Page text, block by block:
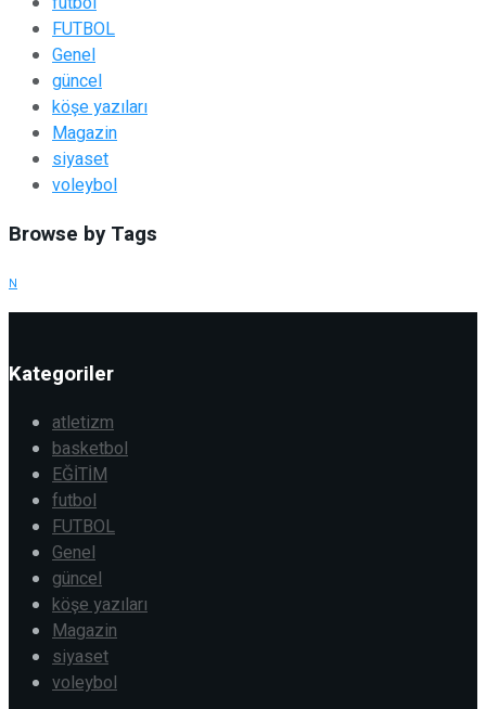
FUTBOL
Genel
güncel
köşe yazıları
Magazin
siyaset
voleybol
Browse by Tags
N
Kategoriler
atletizm
basketbol
EĞİTİM
futbol
FUTBOL
Genel
güncel
köşe yazıları
Magazin
siyaset
voleybol